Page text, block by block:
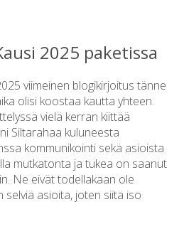
2025 paketissa
viimeinen blogikirjoitus tänne
olisi koostaa kautta yhteen.
vielä kerran kiittää
Siltarahaa kuluneesta
kommunikointi sekä asioista
mutkatonta ja tukea on saanut
Ne eivät todellakaan ole
selviä asioita, joten siitä iso